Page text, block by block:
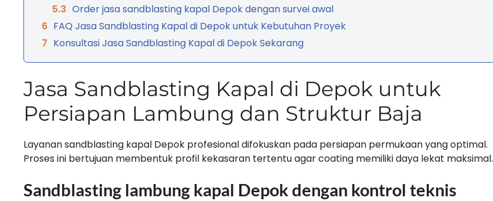
Order jasa sandblasting kapal Depok dengan survei awal
FAQ Jasa Sandblasting Kapal di Depok untuk Kebutuhan Proyek
Konsultasi Jasa Sandblasting Kapal di Depok Sekarang
Jasa Sandblasting Kapal di Depok untuk
Persiapan Lambung dan Struktur Baja
Layanan sandblasting kapal Depok profesional difokuskan pada persiapan permukaan yang optimal.
Proses ini bertujuan membentuk profil kekasaran tertentu agar coating memiliki daya lekat maksimal.
Sandblasting lambung kapal Depok dengan kontrol teknis